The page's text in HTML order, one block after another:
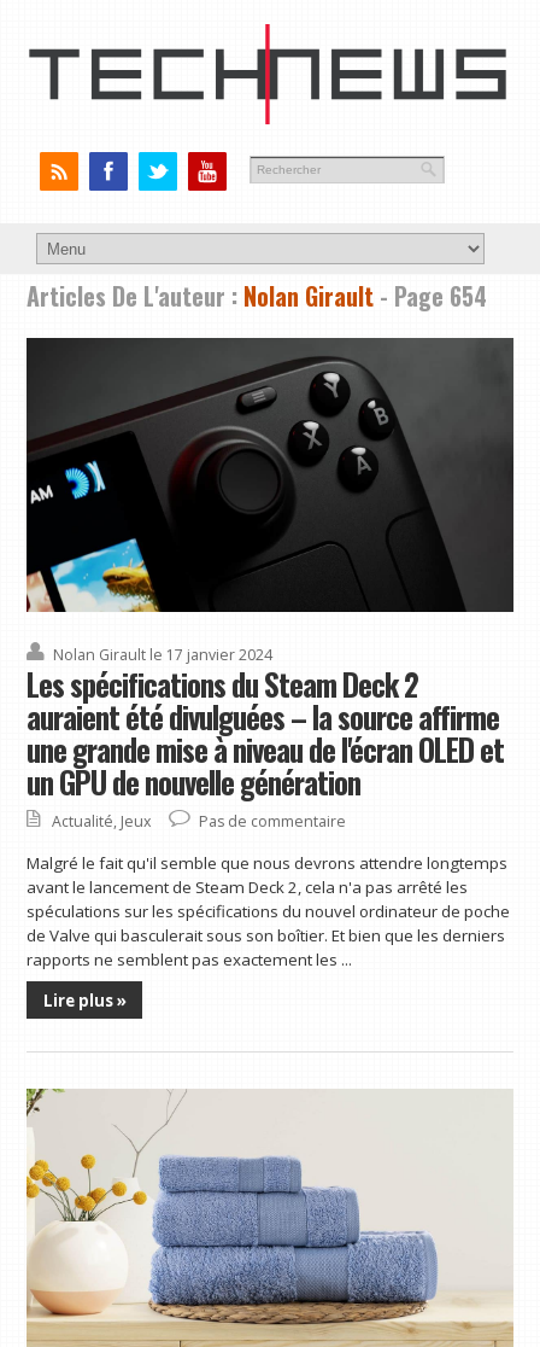
Articles De L'auteur : Nolan Girault - Page 654
Nolan Girault le 17 janvier 2024
Les spécifications du Steam Deck 2
auraient été divulguées – la source affirme
une grande mise à niveau de l'écran OLED et
un GPU de nouvelle génération
Actualité, Jeux Pas de commentaire
Malgré le fait qu'il semble que nous devrons attendre longtemps
avant le lancement de Steam Deck 2, cela n'a pas arrêté les
spéculations sur les spécifications du nouvel ordinateur de poche
de Valve qui basculerait sous son boîtier. Et bien que les derniers
rapports ne semblent pas exactement les ...
Lire plus »